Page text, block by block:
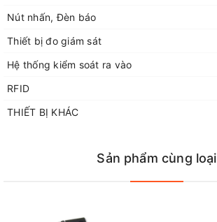
Nút nhấn, Đèn báo
Thiết bị đo giám sát
Hệ thống kiểm soát ra vào
RFID
THIẾT BỊ KHÁC
Sản phẩm cùng loại